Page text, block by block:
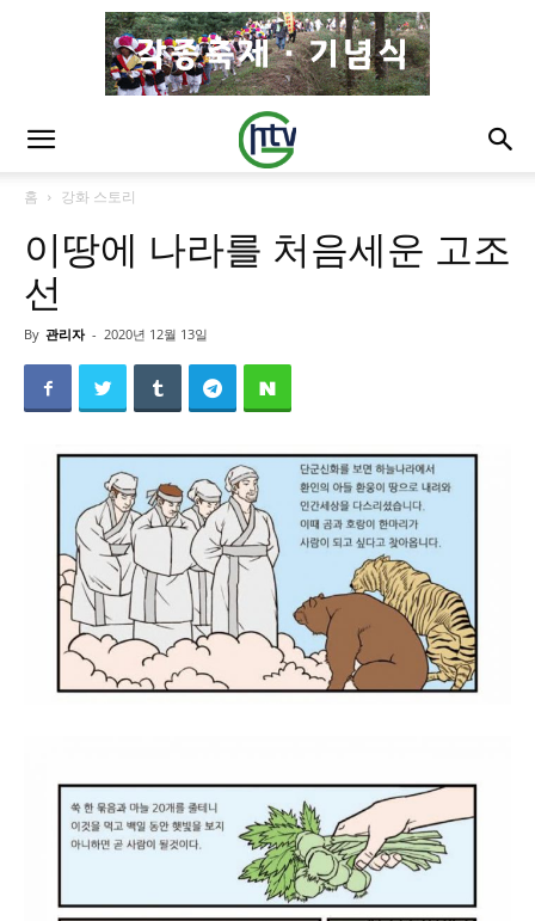
홈 강화 스토리
이땅에 나라를 처음세운 고조
선
By 관리자 - 2020년 12월 13일